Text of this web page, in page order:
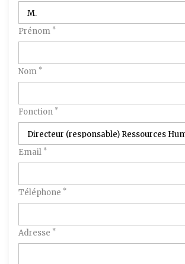
Prénom *
Nom *
Fonction *
Email *
Téléphone *
Adresse *